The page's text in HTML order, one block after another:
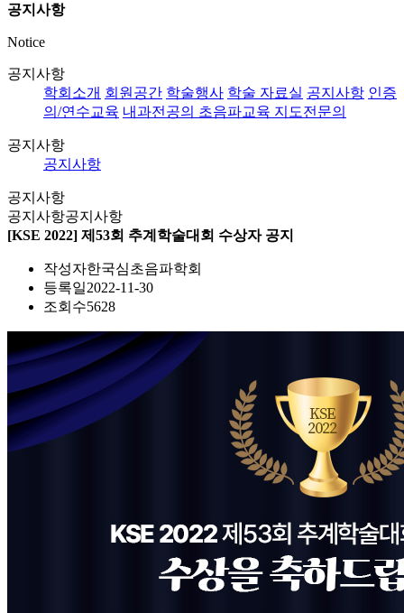
공지사항
Notice
공지사항
학회소개 회원공간 학술행사 학술 자료실 공지사항 인증
의/연수교육 내과전공의 초음파교육 지도전문의
공지사항
공지사항
공지사항
공지사항공지사항
[KSE 2022] 제53회 추계학술대회 수상자 공지
작성자한국심초음파학회
등록일2022-11-30
조회수5628